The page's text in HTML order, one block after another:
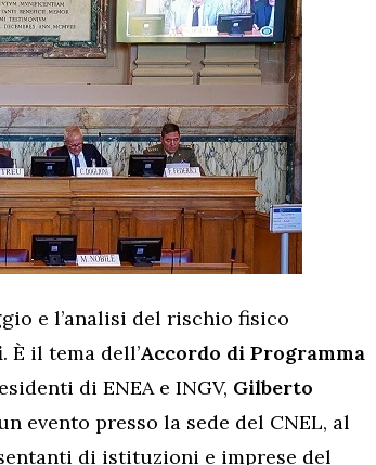
e l’analisi del rischio fisico
. È il tema dell’Accordo di Programma
di ENEA e INGV, Gilberto
evento presso la sede del CNEL, al
di istituzioni e imprese del